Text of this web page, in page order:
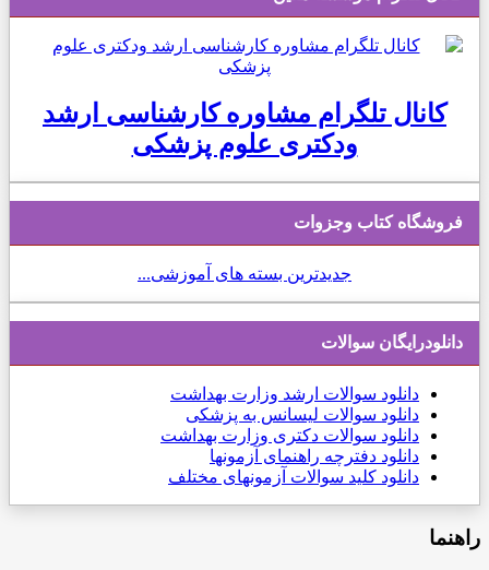
کانال تلگرام مشاوره کارشناسی ارشد
ودکتری علوم پزشکی
فروشگاه کتاب وجزوات
جدیدترین بسته های آموزشی...
دانلودرایگان سوالات
دانلود سوالات ارشد وزارت بهداشت
دانلود سوالات لیسانس به پزشکی
دانلود سوالات دکتری وزارت بهداشت
دانلود دفترچه راهنمای آزمونها
دانلود کلید سوالات آزمونهای مختلف
راهنما